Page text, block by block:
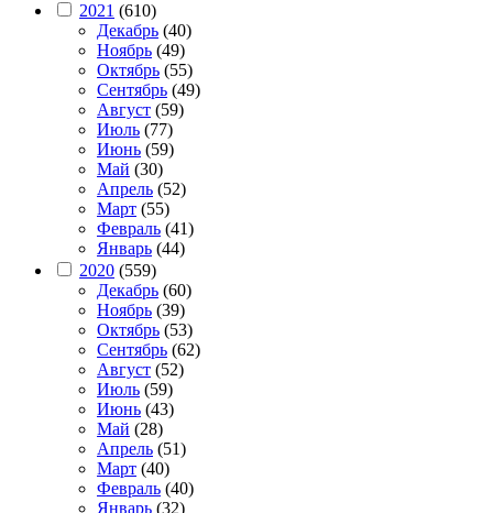
2021 (610)
Декабрь (40)
Ноябрь (49)
Октябрь (55)
Сентябрь (49)
Август (59)
Июль (77)
Июнь (59)
Май (30)
Апрель (52)
Март (55)
Февраль (41)
Январь (44)
2020 (559)
Декабрь (60)
Ноябрь (39)
Октябрь (53)
Сентябрь (62)
Август (52)
Июль (59)
Июнь (43)
Май (28)
Апрель (51)
Март (40)
Февраль (40)
Январь (32)